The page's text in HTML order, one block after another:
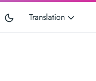
Translation